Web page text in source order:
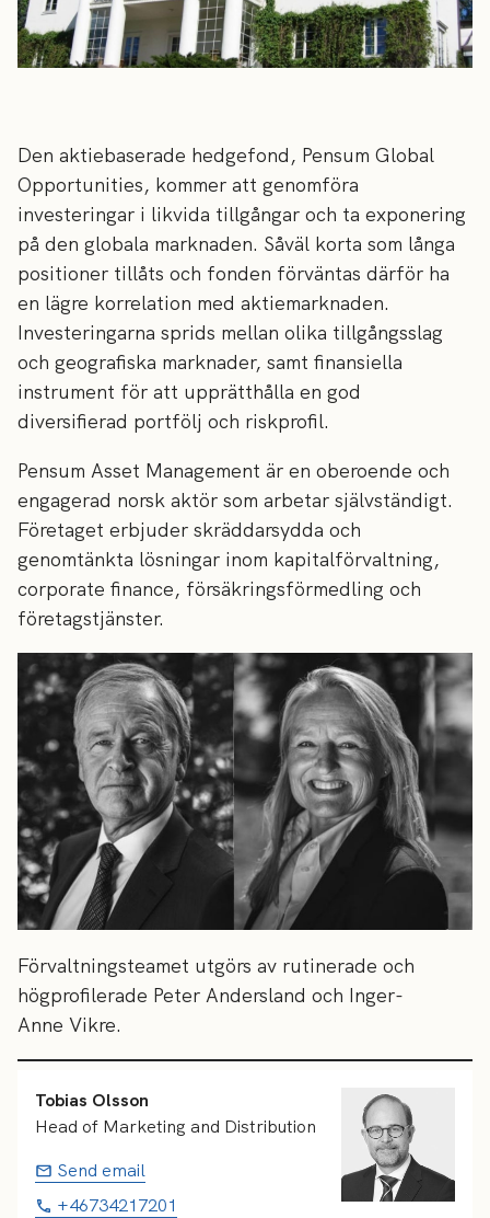
Den aktiebaserade hedgefond, Pensum Global
Opportunities, kommer att genomföra
investeringar i likvida tillgångar och ta exponering
på den globala marknaden. Såväl korta som långa
positioner tillåts och fonden förväntas därför ha
en lägre korrelation med aktiemarknaden.
Investeringarna sprids mellan olika tillgångsslag
och geografiska marknader, samt finansiella
instrument för att upprätthålla en god
diversifierad portfölj och riskprofil.
Pensum Asset Management är en oberoende och
engagerad norsk aktör som arbetar självständigt.
Företaget erbjuder skräddarsydda och
genomtänkta lösningar inom kapitalförvaltning,
corporate finance, försäkringsförmedling och
företagstjänster.
Förvaltningsteamet utgörs av rutinerade och
högprofilerade Peter Andersland och Inger-
Anne Vikre.
Tobias Olsson
Head of Marketing and Distribution
Send email
+46734217201